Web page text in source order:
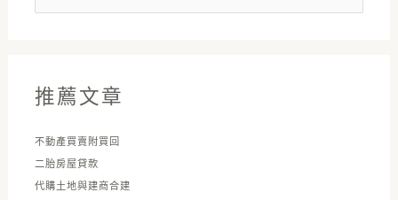
尋
:推薦文章
不動產買賣附買回
二胎房屋貸款
代購土地與建商合建